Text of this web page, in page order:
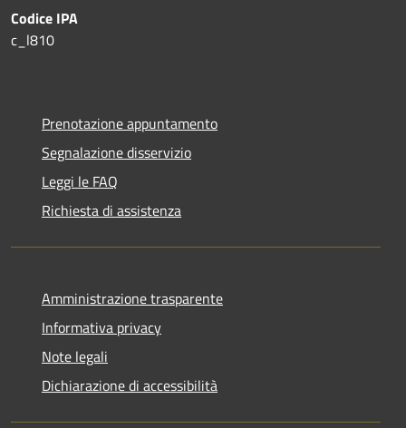
Codice IPA
c_l810
Prenotazione appuntamento
Segnalazione disservizio
Leggi le FAQ
Richiesta di assistenza
Amministrazione trasparente
Informativa privacy
Note legali
Dichiarazione di accessibilità